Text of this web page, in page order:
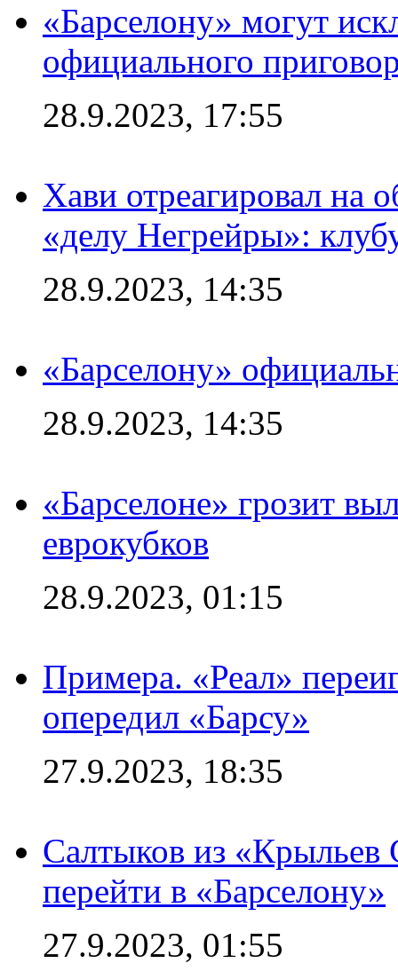
«Барселону» могут
официального
28.9.2023, 17:55
Хави отреагировал на
«делу Негрейры»:
28.9.2023, 14:35
«Барселону»
28.9.2023, 14:35
«Барселоне» грозит
еврокубков
28.9.2023, 01:15
Примера. «Реал»
опередил «Барсу»
27.9.2023, 18:35
Салтыков из «Крыльев
перейти в «Барселону»
27.9.2023, 01:55